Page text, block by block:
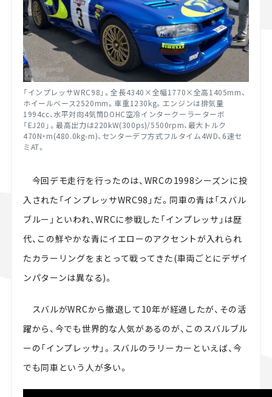
「インプレッサWRC98」。全長4340×全幅1770×全高1405mm、
ホイールベース2520mm。車重1230kg。エンジンは排気量
1994cc、水平対向4気筒DOHC空冷インタークーラーターボ
「EJ20」。最高出力は220kW(300ps)/5500rpm、最大トルク
470N・m(480.0kg-m)、センターデフ方式フルタイム4WD、6速セ
ミAT。
今回デモ走行を行ったのは、WRCの1998シーズンに投
入された「インプレッサWRC98」だ。同車の青は「スバル
ブルー」といわれ、WRCに参戦した「インプレッサ」は歴
代、この鮮やかな青にイエローのアクセントが入れられ
たカラーリングをまとって戦ってきた(車両ごとにデザイ
ンパターンは異なる)。
スバルがWRCから撤退して10年が経過したが、その活
躍から、今でも世界的な人気があるのが、このスバルブル
ーの「インプレッサ」。スバルのラリーカーといえば、今
でも同車という人が多い。